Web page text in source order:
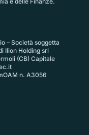
– Società soggetta
Ilion Holding srl
(CB) Capitale
n. A3056